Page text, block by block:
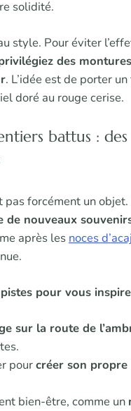
solidité.
style. Pour éviter
des
. L’idée est de porter
doré au rouge cerise.
battus :
pas forcément un
de nouveaux
après les noces
pour vous
sur la route de
pourcréer son propre
bien-être, comme un